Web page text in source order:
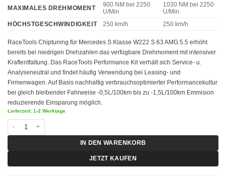
MAXIMALES DREHMOMENT
900 NM bei 2250
U/Min
1030 NM bei 2250
U/Min
HÖCHSTGESCHWINDIGKEIT 250 km/h 250 km/h
RaceTools Chiptuning für Mercedes S Klasse W222 S 63 AMG 5.5 erhöht
bereits bei niedrigen Drehzahlen das verfügbare Drehmoment mit intensiver
Kraftentfaltung. Das RaceTools Performance Kit verhält sich Service- u.
Analyseneutral und findet häufig Verwendung bei Leasing- und
Firmenwagen. Auf Basis nachhaltig verbrauchsoptimierter Performancekultur
bei gleich bleibender Fahrweise -0,5L/100km bis zu -1,5L/100km Emmision
reduzierende Einsparung möglich.
Lieferzeit: 1-2 Werktage
Chiptuning Mercedes S Klasse W222 - S 63 AMG 5.5 430 KW (585 PS) RT-S
IN DEN WARENKORB
JETZT KAUFEN